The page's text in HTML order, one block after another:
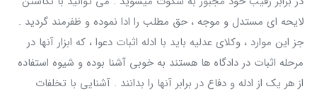
لایحه ای مستدل و موجه ، حق مطلب را ادا نموده و ظفرمند گردید .
جز این موارد ، وکلای عدلیه باید با ادله اثبات دعوا ، که ابزار آنها در
مرحله اثبات در دادگاه ها هستند به خوبی آشنا بوده و شیوه استفاده
از هر یک از ادله و دفاع در برابر آنها را بدانند . آشنایی با تخلفات